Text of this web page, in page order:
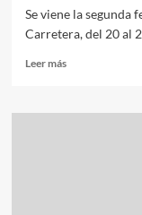
Se viene la segunda
Carretera, del 20 al
Leer másLeer
El